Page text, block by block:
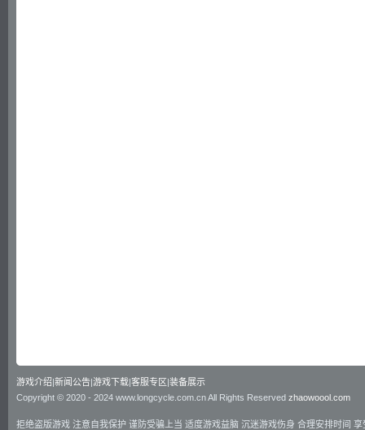
游戏介绍|新闻公告|游戏下载|客服专区|装备展示
Copyright © 2020 - 2024 www.longcycle.com.cn All Rights Reserved zhaowoool.com
拒绝盗版游戏 注意自我保护 谨防受骗上当 适度游戏益脑 沉迷游戏伤身 合理安排时间 享